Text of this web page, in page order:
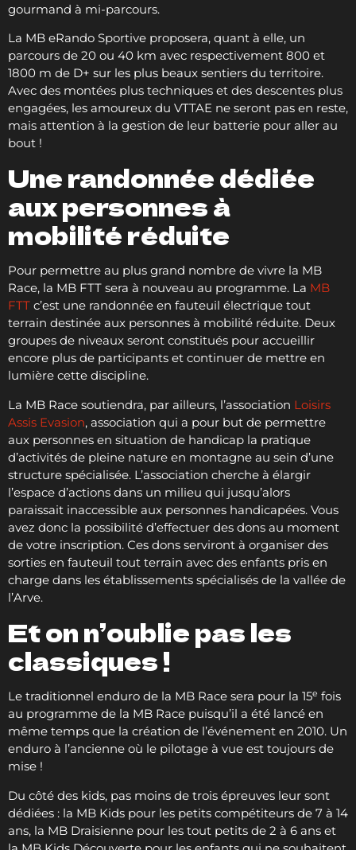
gourmand à mi-parcours.
La MB eRando Sportive proposera, quant à elle, un
parcours de 20 ou 40 km avec respectivement 800 et
1800 m de D+ sur les plus beaux sentiers du territoire.
Avec des montées plus techniques et des descentes plus
engagées, les amoureux du VTTAE ne seront pas en reste,
mais attention à la gestion de leur batterie pour aller au
bout !
Une randonnée dédiée
aux personnes à
mobilité réduite
Pour permettre au plus grand nombre de vivre la MB
Race, la MB FTT sera à nouveau au programme. La MB
FTT c’est une randonnée en fauteuil électrique tout
terrain destinée aux personnes à mobilité réduite. Deux
groupes de niveaux seront constitués pour accueillir
encore plus de participants et continuer de mettre en
lumière cette discipline.
La MB Race soutiendra, par ailleurs, l’association Loisirs
Assis Evasion, association qui a pour but de permettre
aux personnes en situation de handicap la pratique
d’activités de pleine nature en montagne au sein d’une
structure spécialisée. L’association cherche à élargir
l’espace d’actions dans un milieu qui jusqu’alors
paraissait inaccessible aux personnes handicapées. Vous
avez donc la possibilité d’effectuer des dons au moment
de votre inscription. Ces dons serviront à organiser des
sorties en fauteuil tout terrain avec des enfants pris en
charge dans les établissements spécialisés de la vallée de
l’Arve.
Et on n’oublie pas les
classiques !
Le traditionnel enduro de la MB Race sera pour la 15e fois
au programme de la MB Race puisqu’il a été lancé en
même temps que la création de l’événement en 2010. Un
enduro à l’ancienne où le pilotage à vue est toujours de
mise !
Du côté des kids, pas moins de trois épreuves leur sont
dédiées : la MB Kids pour les petits compétiteurs de 7 à 14
ans, la MB Draisienne pour les tout petits de 2 à 6 ans et